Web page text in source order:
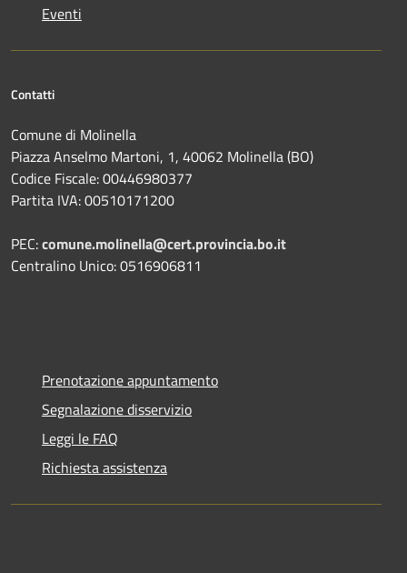
Eventi
Contatti
Comune di Molinella
Piazza Anselmo Martoni, 1, 40062 Molinella (BO)
Codice Fiscale: 00446980377
Partita IVA: 00510171200
PEC:comune.molinella@cert.provincia.bo.it
Centralino Unico: 0516906811
Prenotazione appuntamento
Segnalazione disservizio
Leggi le FAQ
Richiesta assistenza